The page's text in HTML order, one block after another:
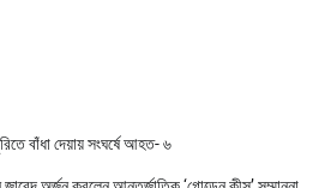
বাঁধা দেয়ায় সংঘর্ষে আহত- ৬